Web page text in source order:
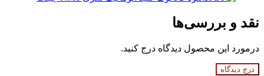
نقد و بررسی‌ها
درمورد این محصول دیدگاه درج کنید.
درج دیدگاه